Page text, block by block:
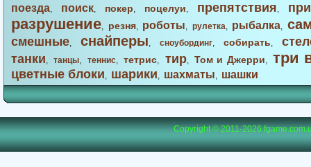
поезда, поиск, покер, поцелуи, препятствия,
разрушение, резня, роботы, рулетка, рыбалка,
смешные, снайперы, сноубординг, собирать,
танки,танцы, теннис,тетрис, тир,Том и Джерри, три
цветные блоки, шарики, шахматы, шашки
Copyright © 2011-2026